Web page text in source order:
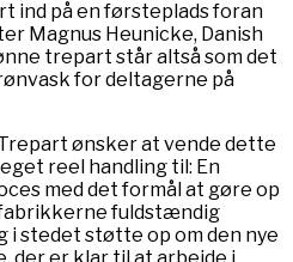
ind på en førsteplads foran
Magnus Heunicke, Danish
trepart står altså som det
for deltagerne på
ønsker at vende dette
reel handling til: En
med det formål at gøre op
fuldstændig
i stedet støtte op om den nye